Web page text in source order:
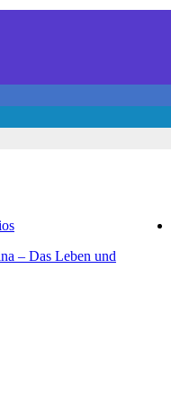
– Das Leben und